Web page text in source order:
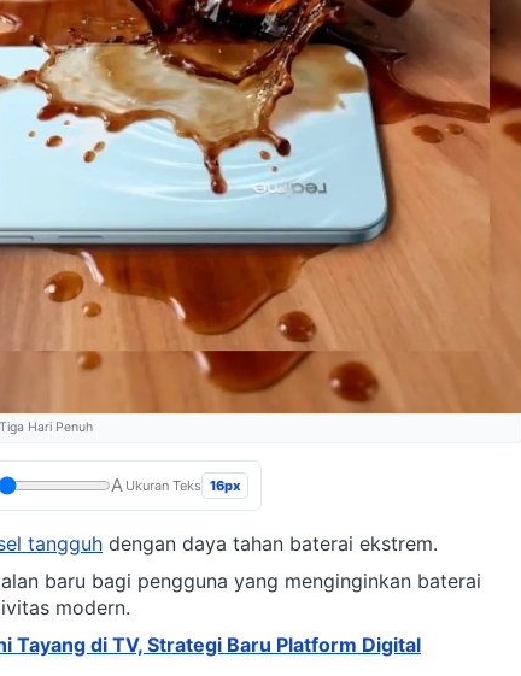
Hari Penuh
A Ukuran Teks 16px
tangguh dengan daya tahan baterai ekstrem.
baru bagi pengguna yang menginginkan baterai
modern.
Tayang di TV, Strategi Baru Platform Digital